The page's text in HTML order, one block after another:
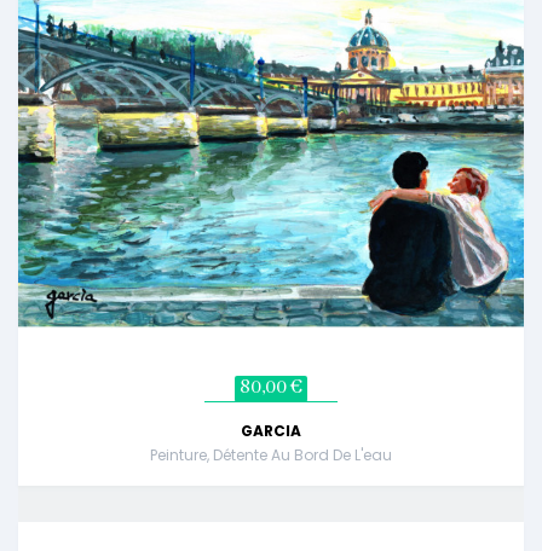
80,00 €
GARCIA
Peinture, Détente Au Bord De L'eau